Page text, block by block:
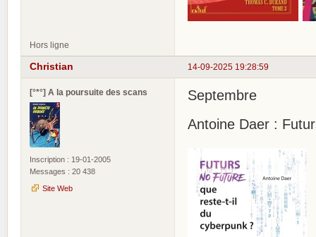
Hors ligne
14-09-2025 19:28:59
Christian
[°*°] A la poursuite des scans
Inscription : 19-01-2005
Messages : 20 438
Site Web
Septembre
Antoine Daer :